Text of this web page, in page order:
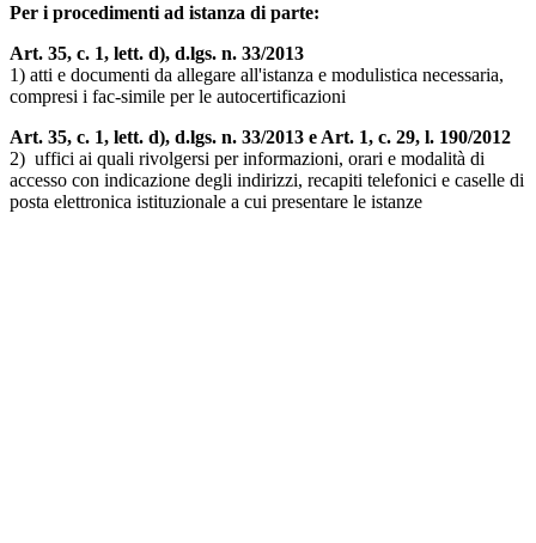
Per i procedimenti ad istanza di parte:
Art. 35, c. 1, lett. d), d.lgs. n. 33/2013
1) atti e documenti da allegare all'istanza e modulistica necessaria,
compresi i fac-simile per le autocertificazioni
Art. 35, c. 1, lett. d), d.lgs. n. 33/2013 e Art. 1, c. 29, l. 190/2012
2) uffici ai quali rivolgersi per informazioni, orari e modalità di
accesso con indicazione degli indirizzi, recapiti telefonici e caselle di
posta elettronica istituzionale a cui presentare le istanze